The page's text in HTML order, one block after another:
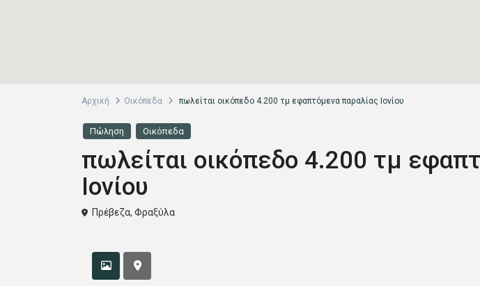
Αρχική Οικόπεδα πωλείται οικόπεδο 4.200 τμ εφαπτόμενα παραλίας Ιονίου
Πώληση Οικόπεδα
πωλείται οικόπεδο 4.200 τμ
Ιονίου
Πρέβεζα, Φραξύλα